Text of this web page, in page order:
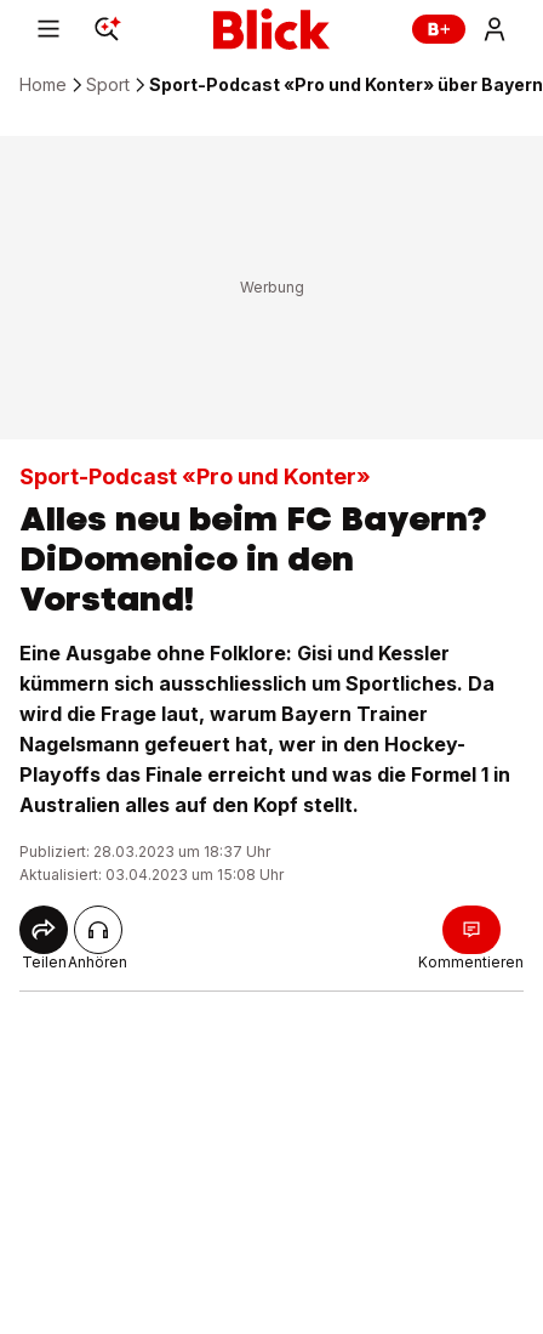
Home Sport Sport-Podcast «Pro und Konter» über
Sport-Podcast «Pro und Konter»
Alles neu beim FC Bayern?
DiDomenico in den
Vorstand!
Eine Ausgabe ohne Folklore: Gisi und Kessler
kümmern sich ausschliesslich um Sportliches. Da
wird die Frage laut, warum Bayern Trainer
Nagelsmann gefeuert hat, wer in den Hockey-
Playoffs das Finale erreicht und was die Formel 1 in
Australien alles auf den Kopf stellt.
Publiziert: 28.03.2023 um 18:37 Uhr
Aktualisiert: 03.04.2023 um 15:08 Uhr
TeilenAnhören Kommentieren